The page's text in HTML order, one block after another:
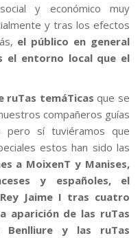
y económico muy
y tras los efectos
el público en general
el entorno local que el
ruTas temáTicas que se
compañeros guías
pero sí tuviéramos que
estos han sido las
a MoixenT y Manises,
y españoles, el
Jaime I tras cuatro
aparición de las ruTas
Benlliure y las ruTas